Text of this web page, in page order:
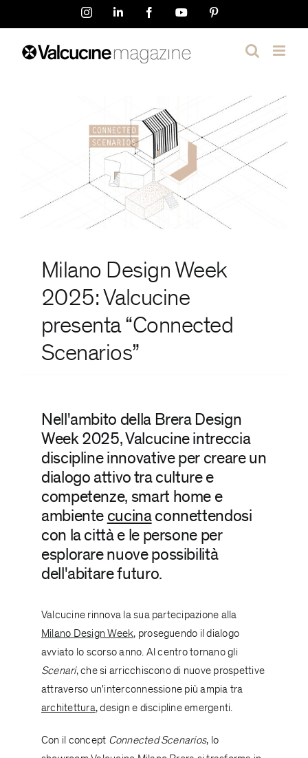
al
contenuto
InstagramLinkedInFacebookYouTube
Milano Design Week
2025: Valcucine
presenta “Connected
Scenarios”
Nell'ambito della Brera Design
Week2025, Valcucine intreccia
discipline innovative per creare un
dialogo attivo tra culture e
competenze, smart home e
ambiente cucinaconnettendosi
con la città e le persone per
esplorare nuove possibilità
dell'abitare futuro.
Valcucine rinnova la sua partecipazione alla
Milano Design Week, proseguendo il dialogo
avviato lo scorso anno. Al centro tornano gli
Scenari, che si arricchiscono di nuove prospettive
attraverso un'interconnessione più ampia tra
architettura, design e discipline emergenti.
Con il concept Connected Scenarios, lo